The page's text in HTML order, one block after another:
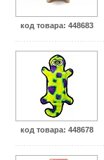
код товара: 448683
код товара: 448678